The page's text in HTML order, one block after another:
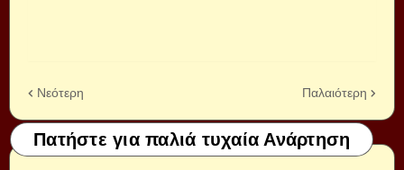
Νεότερη Παλαιότερη
Πατήστε για παλιά τυχαία Ανάρτηση